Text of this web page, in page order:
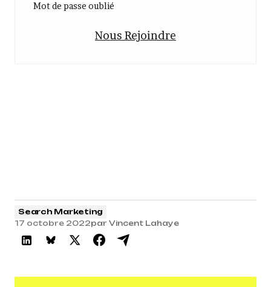
Mot de passe oublié
Nous Rejoindre
Search Marketing
17 octobre 2022par Vincent Lahaye